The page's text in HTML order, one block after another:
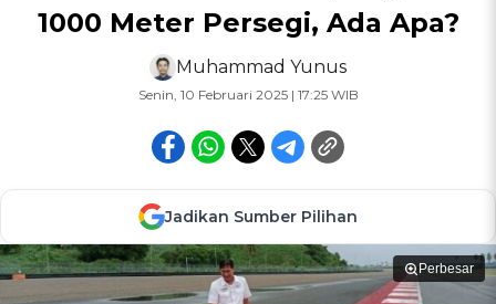
1000 Meter Persegi, Ada Apa?
Muhammad Yunus
Senin, 10 Februari 2025 | 17:25 WIB
Jadikan Sumber Pilihan
Perbesar